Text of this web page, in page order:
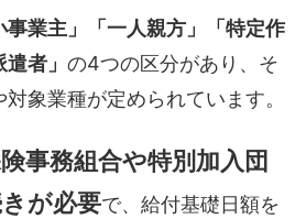
事業主」「一人親方」「特定作
者」 の4つの区分があり、そ
象業種が定められています。
事務組合や特別加入団
が必要で、給付基礎日額を